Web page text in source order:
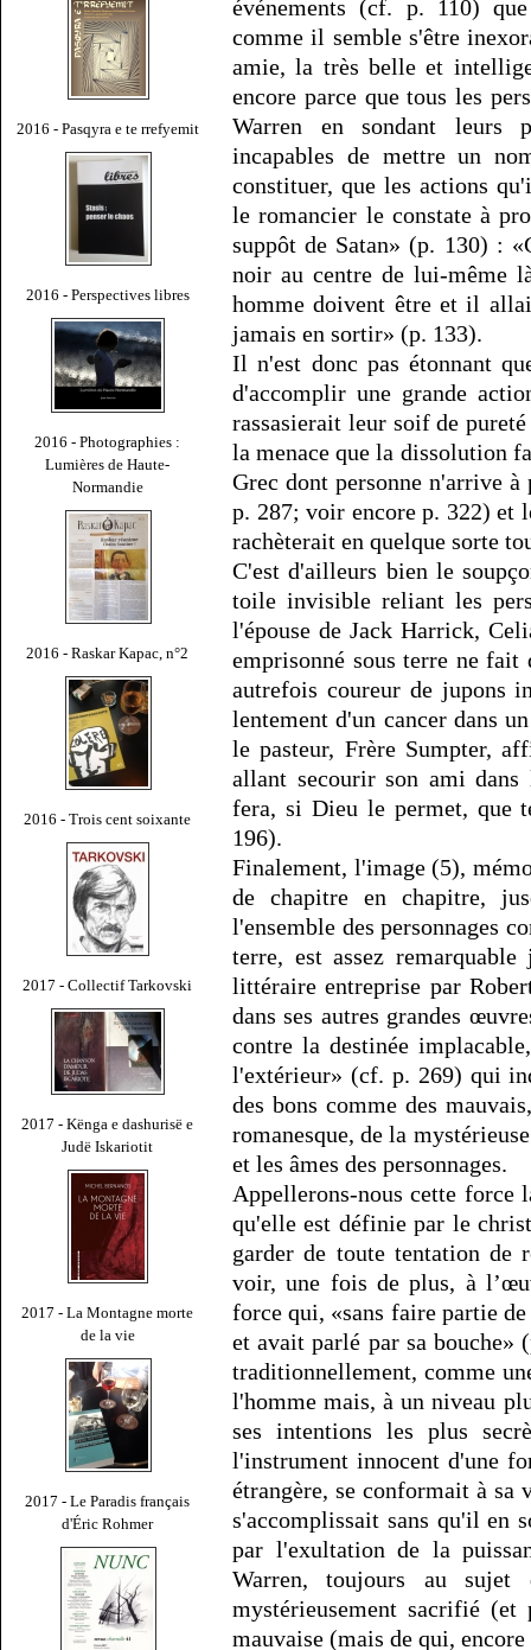
2016 - Pasqyra e te rrefyemit
2016 - Perspectives libres
2016 - Photographies :
Lumières de Haute-
Normandie
2016 - Raskar Kapac, n°2
2016 - Trois cent soixante
2017 - Collectif Tarkovski
2017 - Kënga e dashurisë e
Judë Iskariotit
2017 - La Montagne morte
de la vie
2017 - Le Paradis français
d'Éric Rohmer
événements (cf. p. 110)
comme il semble s'être
amie, la très belle et
encore parce que tous les
Warren en sondant leurs
incapables de mettre un
constituer, que les actions
le romancier le constate à
suppôt de Satan» (p. 130) :
noir au centre de lui-même
homme doivent être et il
jamais en sortir» (p. 133).
Il n'est donc pas étonnant
d'accomplir une grande
rassasierait leur soif de
la menace que la dissolution
Grec dont personne n'arrive
p. 287; voir encore p. 322) et
rachèterait en quelque sorte
C'est d'ailleurs bien le
toile invisible reliant les
l'épouse de Jack Harrick,
emprisonné sous terre ne fait
autrefois coureur de jupons
lentement d'un cancer dans
le pasteur, Frère Sumpter,
allant secourir son ami
fera, si Dieu le permet, que
196).
Finalement, l'image (5),
de chapitre en chapitre,
l'ensemble des personnages
terre, est assez
littéraire entreprise par
dans ses autres grandes
contre la destinée
l'extérieur» (cf. p. 269) qui
des bons comme des
romanesque, de la
et les âmes des personnages.
Appellerons-nous cette force
qu'elle est définie par le
garder de toute tentation
voir, une fois de plus, à
force qui, «sans faire partie
et avait parlé par sa bouche»
traditionnellement, comme
l'homme mais, à un niveau
ses intentions les plus
l'instrument innocent d'une
étrangère, se conformait à sa
s'accomplissait sans qu'il en
par l'exultation de la
Warren, toujours au sujet
mystérieusement sacrifié
mauvaise (mais de qui,